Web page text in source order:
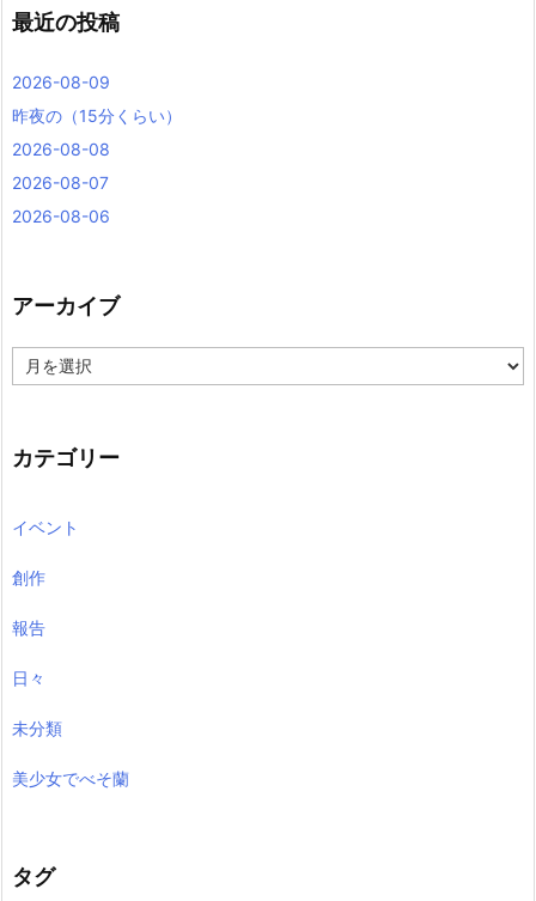
最近の投稿
2026-08-09
昨夜の（15分くらい）
2026-08-08
2026-08-07
2026-08-06
アーカイブ
ー
ブ
カテゴリー
イベント
創作
報告
日々
未分類
美少女でべそ蘭
タグ